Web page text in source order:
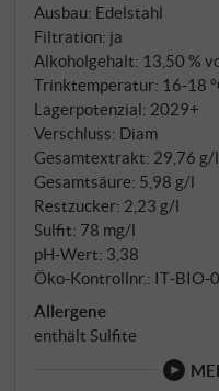
Ausbau: Edelstahl
Filtration: ja
Alkoholgehalt: 13,50 %
Trinktemperatur: 16‑18
Lagerpotenzial: 2029+
Verschluss: Diam
Gesamtextrakt: 29,76 g/l
Gesamtsäure: 5,98 g/l
Restzucker: 2,23 g/l
Sulfit: 78 mg/l
pH-Wert: 3,38
Öko-Kontrollnr.:
Allergene
enthält Sulfite